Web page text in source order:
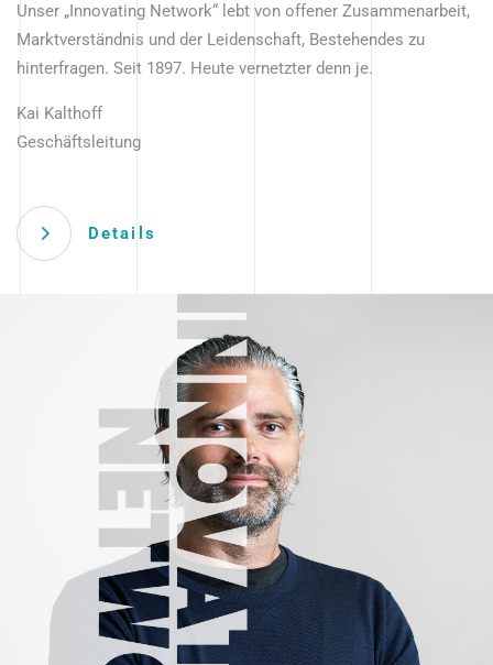
Unser „Innovating Network“ lebt von offener Zusammenarbeit,
Marktverständnis und der Leidenschaft, Bestehendes zu
hinterfragen. Seit 1897. Heute vernetzter denn je.
Kai Kalthoff
Geschäftsleitung
Details